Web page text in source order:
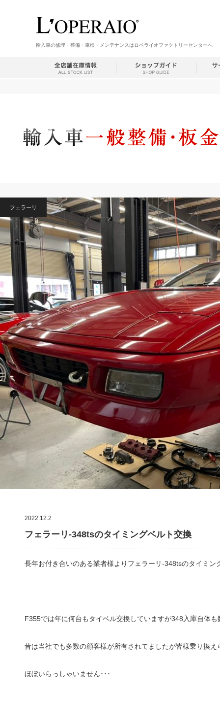
輸入車の修理・整備・車検・メンテナンスはロペライオファクトリーセンターへ
フェラーリ
2022.12.2
フェラーリ-348tsのタイミングベルト交換
長年お付き合いのある業者様よりフェラーリ-348tsのタイミ
F355では年に何台もタイベル交換していますが348入庫自体も
昔は当社でも多数の顧客様が所有されてましたが皆様乗り換え
ほぼいらっしゃいません･･･